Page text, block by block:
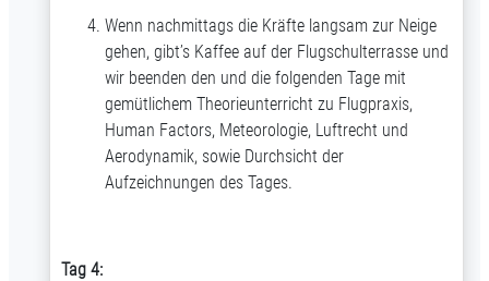
Wenn nachmittags die Kräfte langsam zur Neige
gehen, gibt’s Kaffee auf der Flugschulterrasse und
wir beenden den und die folgenden Tage mit
gemütlichem Theorieunterricht zu Flugpraxis,
Human Factors, Meteorologie, Luftrecht und
Aerodynamik, sowie Durchsicht der
Aufzeichnungen des Tages.
Tag 4: